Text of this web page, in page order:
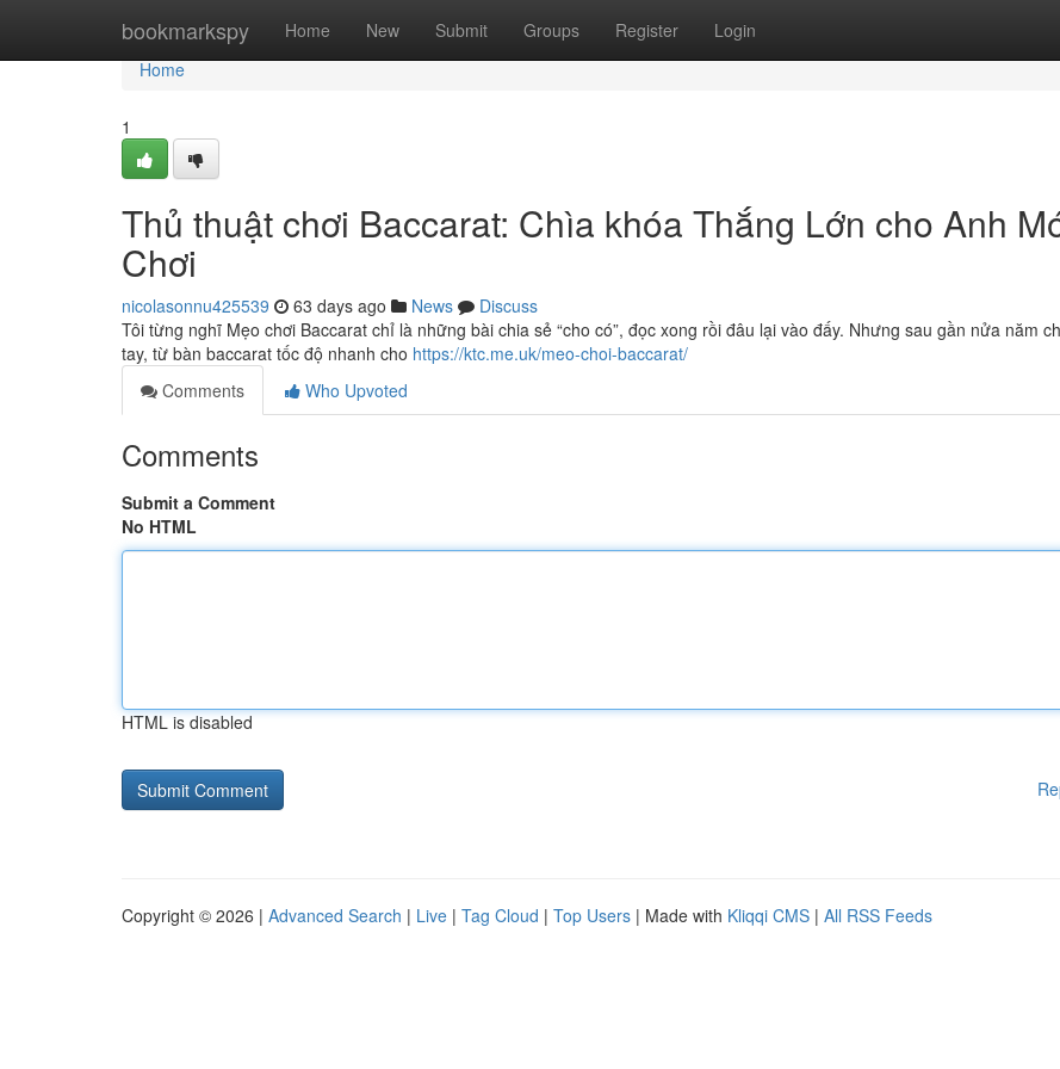
bookmarkspy Home New Submit Groups Register Login
Home
Home
1
Thủ thuật chơi Baccarat: Chìa khóa Thắng Lớn cho Anh
Chơi
nicolasonnu425539 63 days ago News
Discuss
Tôi từng nghĩ Mẹo chơi Baccarat chỉ là những bài chia sẻ “cho có”, đọc xong rồi đâu lại vào đấy. Nhưng sau gần nửa năm
tay, từ bàn baccarat tốc độ nhanh cho https://ktc.me.uk/meo-choi-baccarat/
Comments
Who Upvoted
Comments
Submit a Comment
No HTML
HTML is disabled
Copyright © 2026 | Advanced Search | Live | Tag Cloud | Top Users | Made with Kliqqi CMS | All RSS Feeds